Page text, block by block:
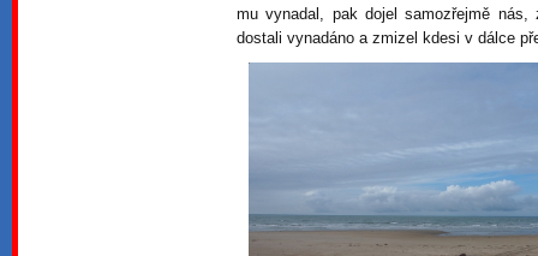
mu vynadal, pak dojel samozřejmě
dostali vynadáno a zmizel kdesi v dálce